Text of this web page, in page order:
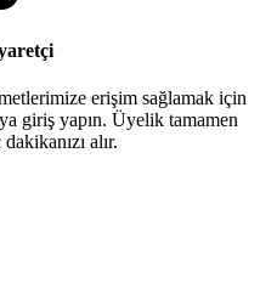
erişim sağlamak için
giriş yapın. Üyelik tamamen
alır.